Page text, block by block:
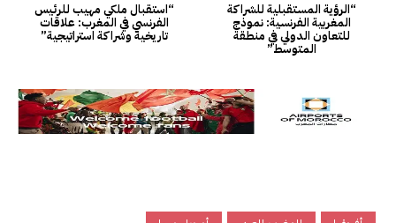
“استقبال ملكي مهيب للرئيس
الفرنسي في المغرب: علاقات
تاريخية وشراكة استراتيجية”
“الرؤية المستقبلية للشراكة
المغربية الفرنسية: نموذج
للتعاون الدولي في منطقة
المتوسط”